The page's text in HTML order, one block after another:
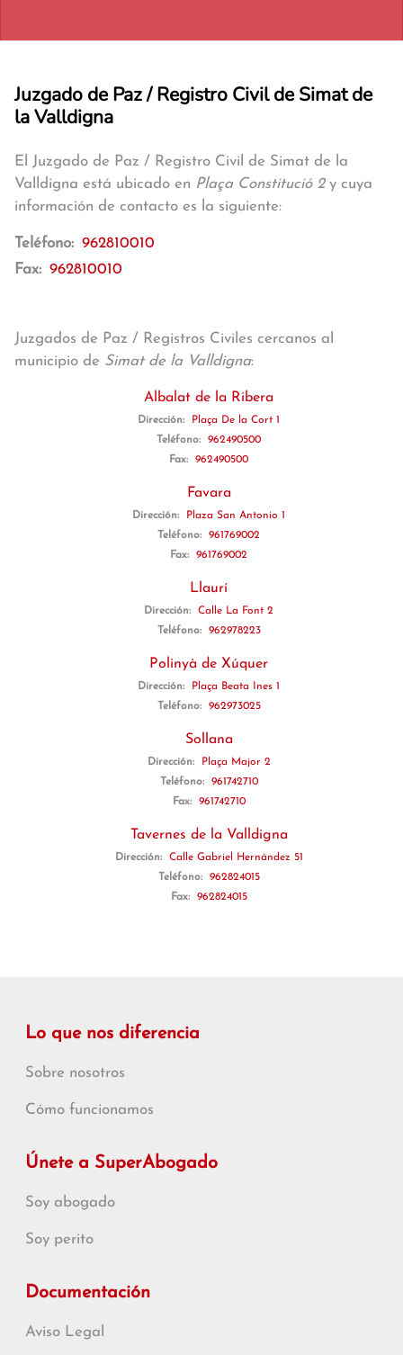
Juzgado de Paz / Registro Civil de Simat de
la Valldigna
El Juzgado de Paz / Registro Civil de Simat de la
Valldigna está ubicado en Plaça Constitució 2y cuya
información de contacto es la siguiente:
Teléfono: 962810010
Fax: 962810010
Juzgados de Paz / Registros Civiles cercanos al
municipio de Simat de la Valldigna:
Albalat de la Ribera
Dirección:
Plaça De la Cort 1
Teléfono:
962490500
Fax:
962490500
Favara
Dirección:
Plaza San Antonio 1
Teléfono:
961769002
Fax:
961769002
Llaurí
Dirección:
Calle La Font 2
Teléfono:
962978223
Polinyà de Xúquer
Dirección:
Plaça Beata Ines 1
Teléfono:
962973025
Sollana
Dirección:
Plaça Major 2
Teléfono:
961742710
Fax:
961742710
Tavernes de la Valldigna
Dirección:
Calle Gabriel Hernández 51
Teléfono:
962824015
Fax:
962824015
Lo que nos diferencia
Sobre nosotros
Cómo funcionamos
Únete a SuperAbogado
Soy abogado
Soy perito
Documentación
Aviso Legal